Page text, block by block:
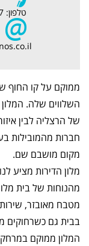
טלפון: 09-9719777 | פקס: 09-9719797
ממוקם על קו החוף
השלווים שלה. המלון
של הרצליה לבין
חברות מהמובילות
מקום מושבם שם.
מלון הדירות מציע
מהנוחות של בית
מטבח מאובזר,
בבית גם כשרחוקים
המלון ממוקם